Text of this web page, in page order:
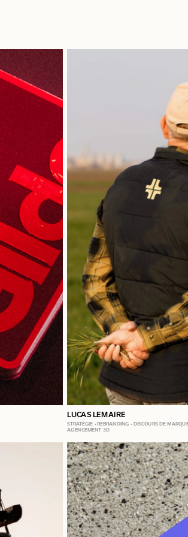
LUCAS LEMAIRE
STRATÉGIE • REBRANDING • DISCOURS DE
AGENCEMENT 3D